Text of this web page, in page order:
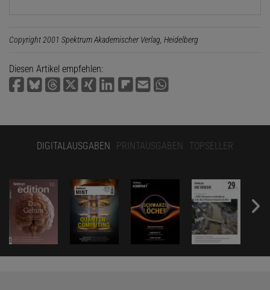
Copyright 2001 Spektrum Akademischer Verlag, Heidelberg
Diesen Artikel empfehlen:
DIGITALAUSGABEN PRINTAUSGABEN TOPSELLER